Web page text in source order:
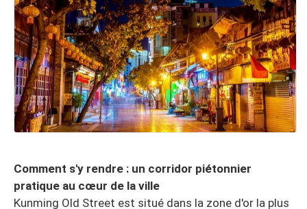
Comment s'y rendre : un corridor piétonnier
pratique au cœur de la ville
Kunming Old Street est situé dans la zone d'or la plus